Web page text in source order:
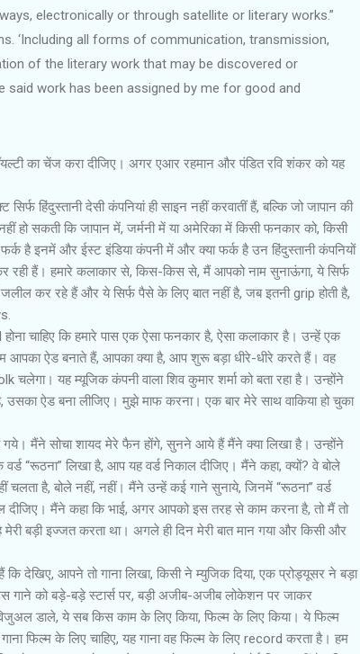
electronically or through satellite or literary works.”
‘Including all forms of communication, transmission,
of the literary work that may be discovered or
said work has been assigned by me for good and
का चेंज करा दीजिए। अगर एआर रहमान और पंडित रवि शंकर को यह
हिंदुस्‍तानी देसी कंपनियां ही साइन नहीं करवातीं हैं, बल्कि जो जापान की
हो सकती कि जापान में, जर्मनी में या अमेरिका में किसी फनकार को, किसी
है इनमें और ईस्‍ट इंडिया कंपनी में और क्या फर्क है उन हिंदुस्‍तानी कंपनियों
हैं। हमारे कलाकार से, किस-किस से, मैं आपको नाम सुनाऊंगा, ये सिर्फ
कर रहे हैं और ये सिर्फ पैसे के लिए बात नहीं है, जब इतनी grip होती है,
चाहिए कि हमारे पास एक ऐसा फनकार है, ऐसा कलाकार है। उन्‍हें एक
ऐड बनाते हैं, आपका क्या है, आप शुरू बड़ा धीरे-धीरे करते हैं। वह
यह म्‍यूजिक कंपनी वाला शिव कुमार शर्मा को बता रहा है। उन्‍होंने
उसका ऐड बना लीजिए। मुझे माफ करना। एक बार मेरे साथ वाकिया हो चुका
मैंने सोचा शायद मेरे फैन होंगे, सुनने आये हैं मैंने क्या लिखा है। उन्‍होंने
“रूठना” लिखा है, आप यह वर्ड निकाल दीजिए। मैंने कहा, क्‍यों? वे बोले
है, बोले नहीं, नहीं। मैंने उन्‍हें कई गाने सुनाये, जिनमें “रूठना” वर्ड
दीजिए। मैंने कहा कि भाई, अगर आपको इस तरह से काम करना है, तो मैं तो
बड़ी इज्जत करता था। अगले ही दिन मेरी बात मान गया और किसी और
देखिए, आपने तो गाना लिखा, किसी ने म्‍युजिक दिया, एक प्रोड्यूसर ने बड़ा
गाने को बड़े-बड़े स्‍टार्स पर, बड़ी अजीब-अजीब लोकेशन पर जाकर
डाले, ये सब किस काम के लिए किया, फिल्‍म के लिए किया। ये फिल्‍म
फिल्‍म के लिए चाहिए, यह गाना वह फिल्‍म के लिए record करता है। हम